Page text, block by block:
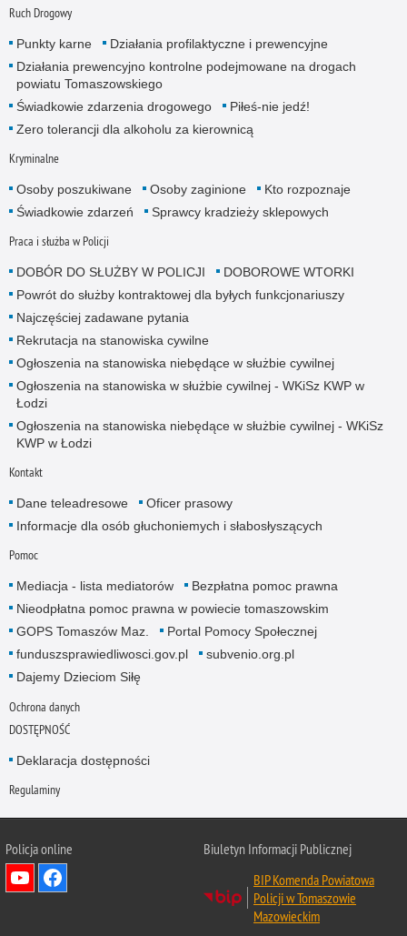
Ruch Drogowy
Punkty karne
Działania profilaktyczne i prewencyjne
Działania prewencyjno kontrolne podejmowane na drogach
powiatu Tomaszowskiego
Świadkowie zdarzenia drogowego
Piłeś-nie jedź!
Zero tolerancji dla alkoholu za kierownicą
Kryminalne
Osoby poszukiwane Osoby zaginione
Kto rozpoznaje
Świadkowie zdarzeń
Sprawcy kradzieży sklepowych
Praca i służba w Policji
DOBÓR DO SŁUŻBY W POLICJI
DOBOROWE WTORKI
Powrót do służby kontraktowej dla byłych funkcjonariuszy
Najczęściej zadawane pytania
Rekrutacja na stanowiska cywilne
Ogłoszenia na stanowiska niebędące w służbie cywilnej
Ogłoszenia na stanowiska w służbie cywilnej - WKiSz KWP w
Łodzi
Ogłoszenia na stanowiska niebędące w służbie cywilnej - WKiSz
KWP w Łodzi
Kontakt
Dane teleadresowe
Oficer prasowy
Informacje dla osób głuchoniemych i słabosłyszących
Pomoc
Mediacja - lista mediatorów
Bezpłatna pomoc prawna
Nieodpłatna pomoc prawna w powiecie tomaszowskim
GOPS Tomaszów Maz.
Portal Pomocy Społecznej
funduszsprawiedliwosci.gov.pl
subvenio.org.pl
Dajemy Dzieciom Siłę
Ochrona danych
DOSTĘPNOŚĆ
Deklaracja dostępności
Regulaminy
Policja online
Biuletyn Informacji Publicznej
BIP Komenda Powiatowa
Policji w Tomaszowie
Mazowieckim